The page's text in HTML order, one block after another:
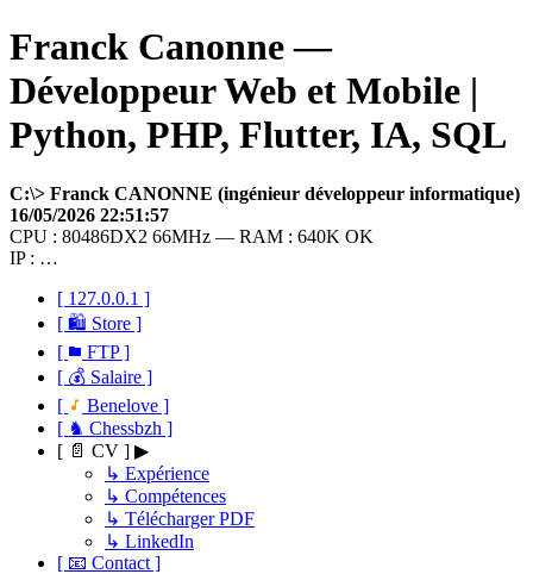
Franck Canonne —
Développeur Web et Mobile |
Python, PHP, Flutter, IA, SQL
C:\> Franck CANONNE (ingénieur développeur informatique)
16/05/2026 22:51:57
CPU : 80486DX2 66MHz — RAM : 640K OK
IP : …
[ 127.0.0.1 ]
[ 🛍 Store ]
[
FTP ]
[ 💰 Salaire ]
[
Benelove ]
[ ♞ Chessbzh ]
[ 📄 CV ] ▶
↳ Expérience
↳ Compétences
↳ Télécharger PDF
↳ LinkedIn
[ 📧 Contact ]